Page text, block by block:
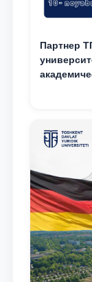
Партнер